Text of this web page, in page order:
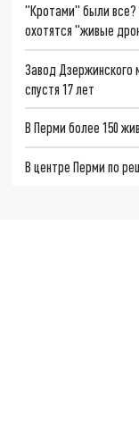
"Кротами" были все?
охотятся "живые
Завод Дзержинского
спустя 17 лет
В Перми более 150
В центре Перми по